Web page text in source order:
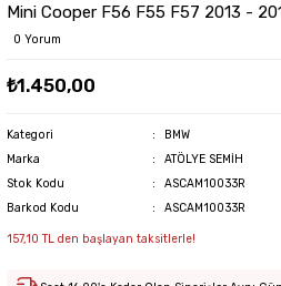
Mini Cooper F56 F55 F57 2013 -
0 Yorum
₺1.450,00
Kategori
BMW
Marka
ATÖLYE SEMİH
Stok Kodu
ASCAM10033R
Barkod Kodu
ASCAM10033R
157,10 TL den başlayan taksitlerle!